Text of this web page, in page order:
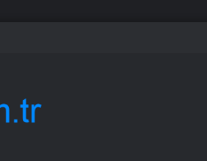
değiştirecek